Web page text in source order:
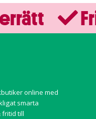
online med
smarta
fritid till